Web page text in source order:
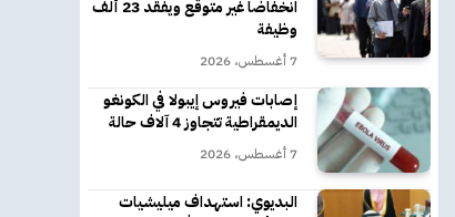
انخفاضًا غير متوقع ويفقد 23 ألف
وظيفة
7 أغسطس، 2026
إصابات فيروس إيبولا في الكونغو
الديمقراطية تتجاوز 4 آلاف حالة
7 أغسطس، 2026
البديوي: استهداف ميليشيات